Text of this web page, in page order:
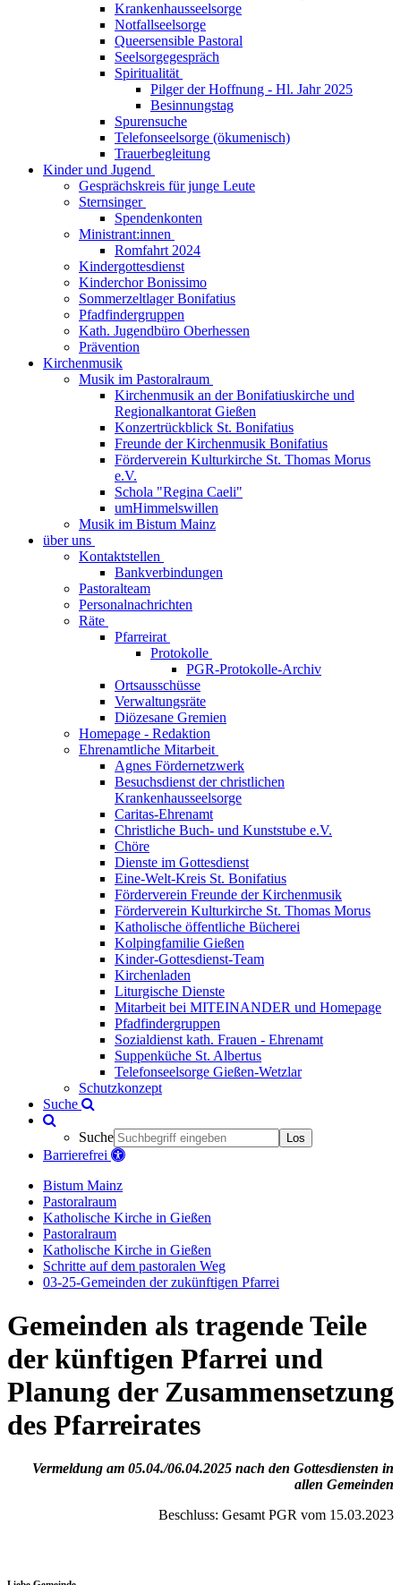
Krankenhausseelsorge
Notfallseelsorge
Queersensible Pastoral
Seelsorgegespräch
Spiritualität
Pilger der Hoffnung - Hl. Jahr 2025
Besinnungstag
Spurensuche
Telefonseelsorge (ökumenisch)
Trauerbegleitung
Kinder und Jugend
Gesprächskreis für junge Leute
Sternsinger
Spendenkonten
Ministrant:innen
Romfahrt 2024
Kindergottesdienst
Kinderchor Bonissimo
Sommerzeltlager Bonifatius
Pfadfindergruppen
Kath. Jugendbüro Oberhessen
Prävention
Kirchenmusik
Musik im Pastoralraum
Kirchenmusik an der Bonifatiuskirche und
Regionalkantorat Gießen
Konzertrückblick St. Bonifatius
Freunde der Kirchenmusik Bonifatius
Förderverein Kulturkirche St. Thomas Morus
e.V.
Schola "Regina Caeli"
umHimmelswillen
Musik im Bistum Mainz
über uns
Kontaktstellen
Bankverbindungen
Pastoralteam
Personalnachrichten
Räte
Pfarreirat
Protokolle
PGR-Protokolle-Archiv
Ortsausschüsse
Verwaltungsräte
Diözesane Gremien
Homepage - Redaktion
Ehrenamtliche Mitarbeit
Agnes Fördernetzwerk
Besuchsdienst der christlichen
Krankenhausseelsorge
Caritas-Ehrenamt
Christliche Buch- und Kunststube e.V.
Chöre
Dienste im Gottesdienst
Eine-Welt-Kreis St. Bonifatius
Förderverein Freunde der Kirchenmusik
Förderverein Kulturkirche St. Thomas Morus
Katholische öffentliche Bücherei
Kolpingfamilie Gießen
Kinder-Gottesdienst-Team
Kirchenladen
Liturgische Dienste
Mitarbeit bei MITEINANDER und Homepage
Pfadfindergruppen
Sozialdienst kath. Frauen - Ehrenamt
Suppenküche St. Albertus
Telefonseelsorge Gießen-Wetzlar
Schutzkonzept
Suche
Suche Los
Barrierefrei
Bistum Mainz
Pastoralraum
Katholische Kirche in Gießen
Pastoralraum
Katholische Kirche in Gießen
Schritte auf dem pastoralen Weg
03-25-Gemeinden der zukünftigen Pfarrei
Gemeinden als tragende Teile
der künftigen Pfarrei und
Planung der Zusammensetzung
des Pfarreirates
Vermeldung am 05.04./06.04.2025 nach den Gottesdiensten in
allen Gemeinden
Beschluss: Gesamt PGR vom 15.03.2023